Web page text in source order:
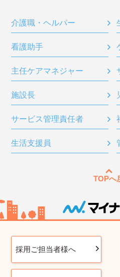
介護職・ヘルパー
看護助手
主任ケアマネジャー
施設長
サービス管理責任者
生活支援員
TOPへ
採用ご担当者様へ